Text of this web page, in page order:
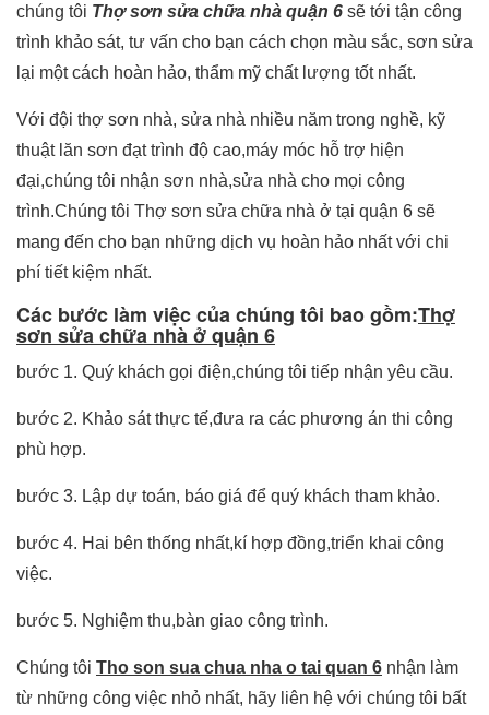
chúng tôi Thợ sơn sửa chữa nhà quận 6 sẽ tới tận công
trình khảo sát, tư vấn cho bạn cách chọn màu sắc, sơn sửa
lại một cách hoàn hảo, thẩm mỹ chất lượng tốt nhất.
Với đội thợ sơn nhà, sửa nhà nhiều năm trong nghề, kỹ
thuật lăn sơn đạt trình độ cao,máy móc hỗ trợ hiện
đại,chúng tôi nhận sơn nhà,sửa nhà cho mọi công
trình.Chúng tôi Thợ sơn sửa chữa nhà ở tại quận 6 sẽ
mang đến cho bạn những dịch vụ hoàn hảo nhất với chi
phí tiết kiệm nhất.
Các bước làm việc của chúng tôi bao gồm:Thợ
sơn sửa chữa nhà ở quận 6
bước 1. Quý khách gọi điện,chúng tôi tiếp nhận yêu cầu.
bước 2. Khảo sát thực tế,đưa ra các phương án thi công
phù hợp.
bước 3. Lập dự toán, báo giá để quý khách tham khảo.
bước 4. Hai bên thống nhất,kí hợp đồng,triển khai công
việc.
bước 5. Nghiệm thu,bàn giao công trình.
Chúng tôi Tho son sua chua nha o tai quan 6 nhận làm
từ những công việc nhỏ nhất, hãy liên hệ với chúng tôi bất